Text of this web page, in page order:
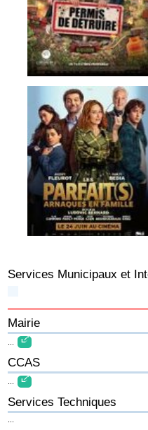
Services Municipaux et
Mairie
...
CCAS
Services Techniques